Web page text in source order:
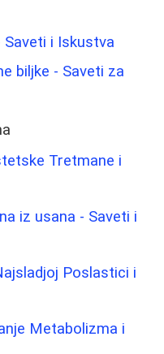
Saveti i Iskustva
biljke - Saveti za
Tretmane i
iz usana - Saveti i
Poslastici i
Metabolizma i